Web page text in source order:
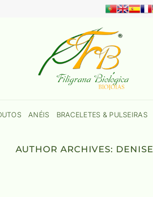
ANÉIS BRACELETES & PULSEIRAS
AUTHOR ARCHIVES: DENISE